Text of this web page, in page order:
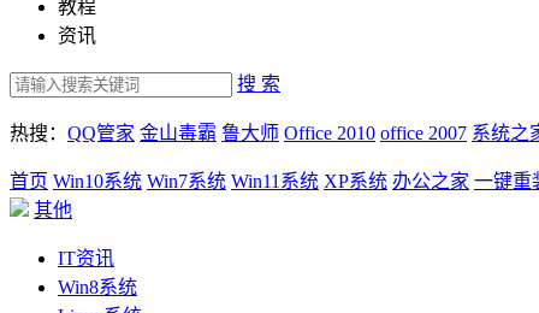
教程
资讯
搜 索
热搜： QQ管家 金山毒霸 鲁大师 Office 2010 office 2007 系统之
首页 Win10系统 Win7系统 Win11系统 XP系统 办公之家 一键重
其他
IT资讯
Win8系统